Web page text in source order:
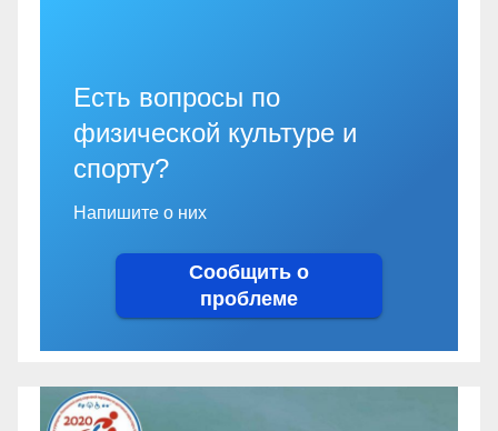
Есть вопросы по
физической культуре и
спорту?
Напишите о них
Сообщить о
проблеме